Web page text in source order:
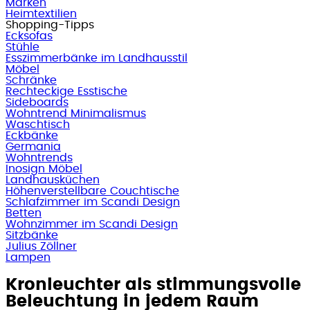
Marken
Heimtextilien
Shopping-Tipps
Ecksofas
Stühle
Esszimmerbänke im Landhausstil
Möbel
Schränke
Rechteckige Esstische
Sideboards
Wohntrend Minimalismus
Waschtisch
Eckbänke
Germania
Wohntrends
Inosign Möbel
Landhausküchen
Höhenverstellbare Couchtische
Schlafzimmer im Scandi Design
Betten
Wohnzimmer im Scandi Design
Sitzbänke
Julius Zöllner
Lampen
Kronleuchter als stimmungsvolle
Beleuchtung in jedem Raum